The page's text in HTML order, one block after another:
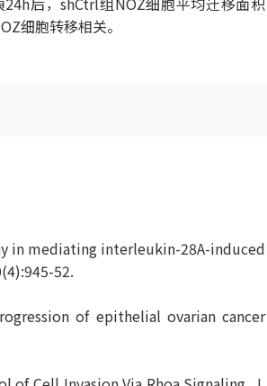
细胞转移相关。
in mediating interleukin-28A-induced
52.
of epithelial ovarian cancer